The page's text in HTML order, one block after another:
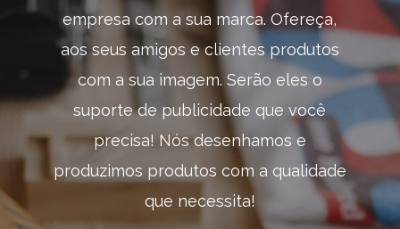
empresa com a sua marca. Ofereça,
aos seus amigos e clientes produtos
com a sua imagem. Serão eles o
suporte de publicidade que você
precisa! Nós desenhamos e
produzimos produtos com a qualidade
que necessita!